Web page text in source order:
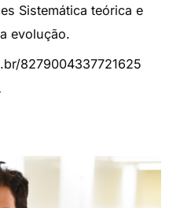
Sistemática teórica e
evolução.
8279004337721625